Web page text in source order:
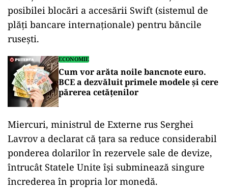
posibilei blocări a accesării Swift (sistemul de
plăţi bancare internaţionale) pentru băncile
ruseşti.
ECONOMIE
Cum vor arăta noile bancnote euro.
BCE a dezvăluit primele modele și cere
părerea cetățenilor
Miercuri, ministrul de Externe rus Serghei
Lavrov a declarat că ţara sa reduce considerabil
ponderea dolarilor în rezervele sale de devize,
întrucât Statele Unite îşi subminează singure
încrederea în propria lor monedă.